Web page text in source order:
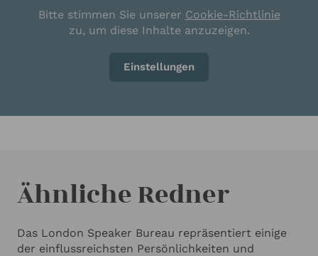
Bitte stimmen Sie unserer Cookie-Richtlinie
zu, um diese Inhalte anzuzeigen.
Einstellungen
Ähnliche Redner
Das London Speaker Bureau repräsentiert einige
der einflussreichsten Persönlichkeiten und